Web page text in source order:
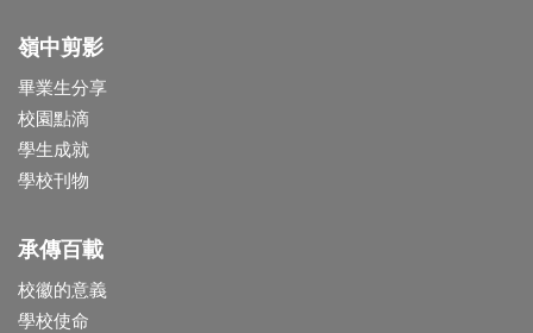
嶺中剪影
畢業生分享
校園點滴
學生成就
學校刊物
承傳百載
校徽的意義
學校使命